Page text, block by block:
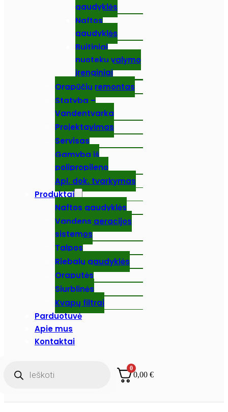
gaudyklės
Naftos
gaudyklės
Buitiniai
nuotekų valymo
įrenginiai
Orapūčių remontas
Statyba –
Vandentvarka
Projektavimas
Servisas
Gamyba iš
polipropileno
Apl. dok. tvarkymas
Produktai
Naftos gaudyklės
Vandens aeracijos
sistemos
Talpos
Riebalų gaudyklės
Oraputės
Siurblinės
Kvapų filtrai
Parduotuvė
Apie mus
Kontaktai
search
0
0,00€